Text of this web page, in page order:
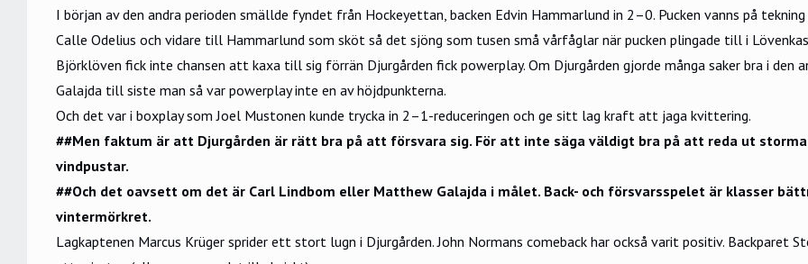
I början av den andra perioden smällde fyndet från Hockeyettan, backen Edvin Hammarlund in 2–0. Pucken vanns på
Calle Odelius och vidare till Hammarlund som sköt så det sjöng som tusen små vårfåglar när pucken plingade till i
Björklöven fick inte chansen att kaxa till sig förrän Djurgården fick powerplay. Om Djurgården gjorde många saker bra i
Galajda till siste man så var powerplay inte en av höjdpunkterna.
Och det var i boxplay som Joel Mustonen kunde trycka in 2–1-reduceringen och ge sitt lag kraft att jaga kvittering.
##Men faktum är att Djurgården är rätt bra på att försvara sig. För att inte säga väldigt bra på att reda ut
vindpustar.
##Och det oavsett om det är Carl Lindbom eller Matthew Galajda i målet. Back- och försvarsspelet är klasser
vintermörkret.
Lagkaptenen Marcus Krüger sprider ett stort lugn i Djurgården. John Normans comeback har också varit positiv. Backparet